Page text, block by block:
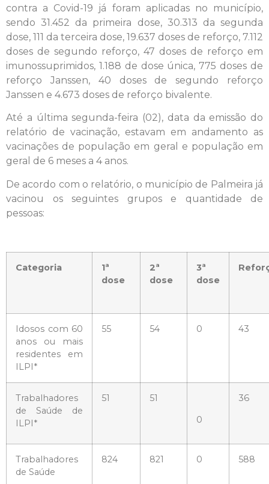
contra a Covid-19 já foram aplicadas no município,
sendo 31.452 da primeira dose, 30.313 da segunda
dose, 111 da terceira dose, 19.637 doses de reforço, 7.112
doses de segundo reforço, 47 doses de reforço em
imunossuprimidos, 1.188 de dose única, 775 doses de
reforço Janssen, 40 doses de segundo reforço
Janssen e 4.673 doses de reforço bivalente.
Até a última segunda-feira (02), data da emissão do
relatório de vacinação, estavam em andamento as
vacinações de população em geral e população em
geral de 6 meses a 4 anos.
De acordo com o relatório, o município de Palmeira já
vacinou os seguintes grupos e quantidade de
pessoas:
Categoria
1ª
dose
2ª
dose
3ª
dose
Idosos com 60
anos ou mais
residentes em
ILPI*
55 54 0 43
Trabalhadores
de Saúde de
ILPI*
51
51
0
36
Trabalhadores
de Saúde
824 821 0 588